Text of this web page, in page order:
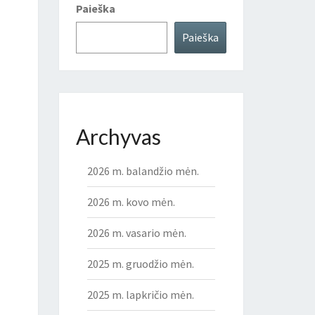
Paieška
Paieška
Archyvas
2026 m. balandžio mėn.
2026 m. kovo mėn.
2026 m. vasario mėn.
2025 m. gruodžio mėn.
2025 m. lapkričio mėn.